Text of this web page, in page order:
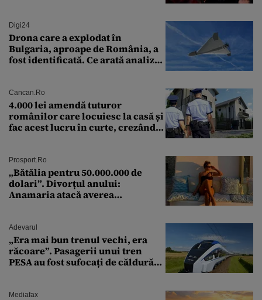
Digi24
Drona care a explodat în
Bulgaria, aproape de România, a
fost identificată. Ce arată analiza
Cancan.ro
4.000 lei amendă tuturor
românilor care locuiesc la casă și
fac acest lucru în curte, crezând
Prosport.ro
„Bătălia pentru 50.000.000 de
dolari”. Divorțul anului:
Anamaria atacă averea
Adevarul
„Era mai bun trenul vechi, era
răcoare”. Pasagerii unui tren
PESA au fost sufocați de căldură
Mediafax